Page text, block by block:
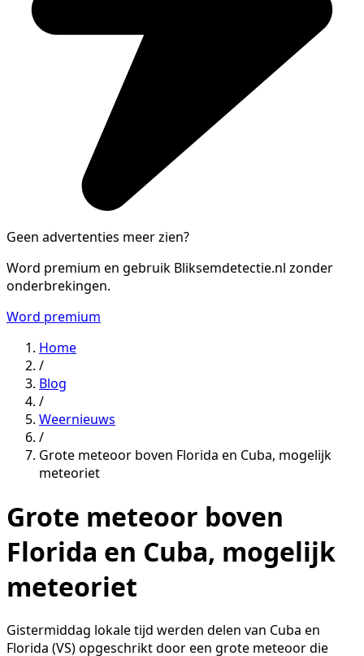
Geen advertenties meer zien?
Word premium en gebruik Bliksemdetectie.nl zonder
onderbrekingen.
Word premium
Home
/
Blog
/
Weernieuws
/
Grote meteoor boven Florida en Cuba, mogelijk
meteoriet
Grote meteoor boven
Florida en Cuba, mogelijk
meteoriet
Gistermiddag lokale tijd werden delen van Cuba en
Florida (VS) opgeschrikt door een grote meteoor die